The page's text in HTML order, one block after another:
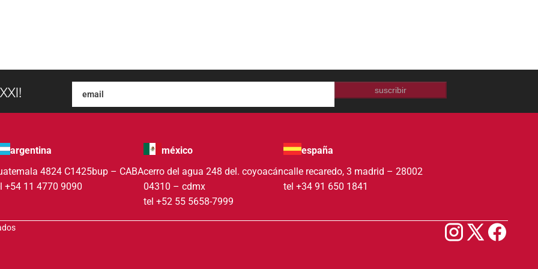
suscribir
argentina
4824 C1425bup – CABA
+54 11 4770 9090
méxico
cerro del agua 248 del. coyoacán
04310 – cdmx
tel +52 55 5658-7999
españa
calle recaredo, 3 madrid – 28002
tel +34 91 650 1841